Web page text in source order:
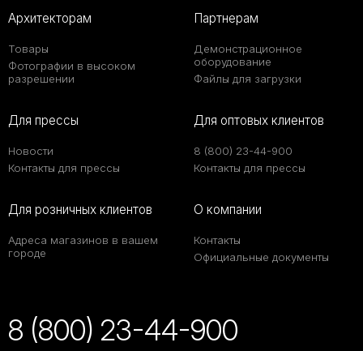
Архитекторам
Товары
Фотографии в высоком
разрешении
Партнерам
Демонстрационное
оборудование
Файлы для загрузки
Для прессы
Новости
Контакты для прессы
Для оптовых клиентов
8 (800) 23-44-900
Контакты для прессы
Для розничных клиентов
Адреса магазинов в вашем
городе
О компании
Контакты
Официальные документы
8 (800) 23-44-900